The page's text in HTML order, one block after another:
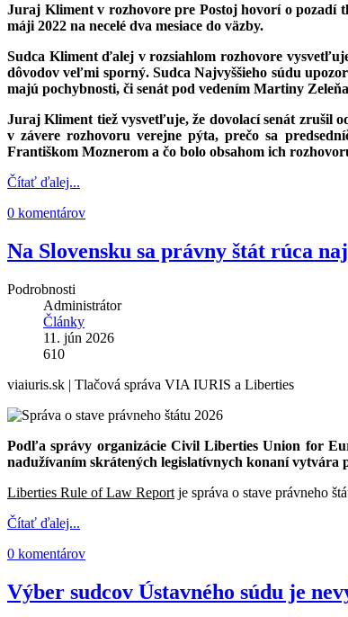
Juraj Kliment v rozhovore pre Postoj hovorí o pozadí
máji 2022 na necelé dva mesiace do väzby.
Sudca Kliment ďalej v rozsiahlom rozhovore
dôvodov veľmi sporný. Sudca Najvyššieho súdu
majú pochybnosti, či senát pod vedením Martiny
Juraj Kliment tiež vysvetľuje, že dovolací senát zrušil
v závere rozhovoru verejne pýta, prečo sa
Františkom Moznerom a čo bolo obsahom ich
Čítať ďalej...
0 komentárov
Na Slovensku sa právny štát rúca
Podrobnosti
Administrátor
Články
11. jún 2026
610
viaiuris.sk | Tlačová správa VIA IURIS a Liberties
Podľa správy organizácie Civil Liberties Union for
nadužívaním skrátených legislatívnych konaní vytvára
Liberties Rule of Law Report je správa o stave právneho
Čítať ďalej...
0 komentárov
Výber sudcov Ústavného súdu je